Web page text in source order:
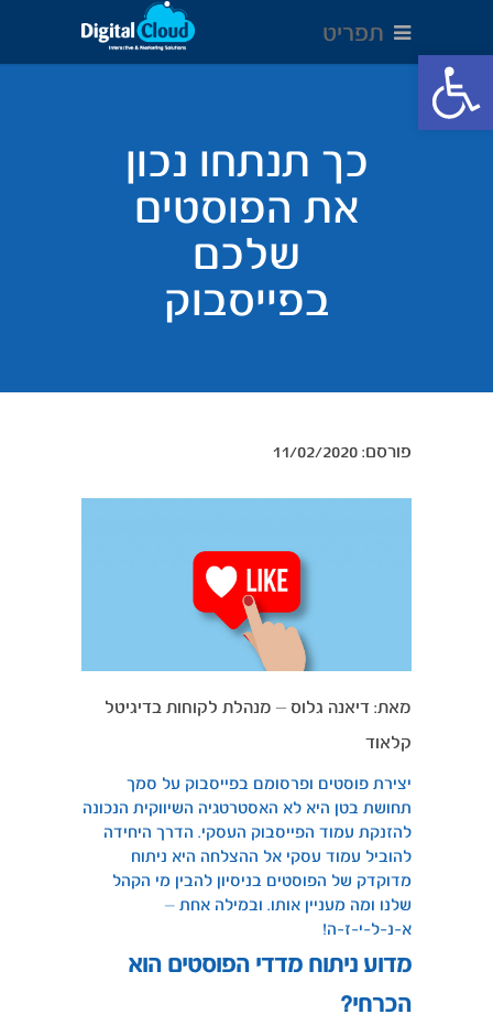
Open toolbar
תפריט
כך תנתחו נכון
את הפוסטים
שלכם
בפייסבוק
11/02/2020 :פורסם
מאת: דיאנה גלוס – מנהלת לקוחות בדיגיטל
קלאוד
יצירת פוסטים ופרסומם בפייסבוק על סמך
תחושת בטן היא לא האסטרטגיה השיווקית הנכונה
להזנקת עמוד הפייסבוק העסקי. הדרך היחידה
להוביל עמוד עסקי אל ההצלחה היא ניתוח
מדוקדק של הפוסטים בניסיון להבין מי הקהל
שלנו ומה מעניין אותו. ובמילה אחת –
א-נ-ל-י-ז-ה!
מדוע ניתוח מדדי הפוסטים הוא
הכרחי?